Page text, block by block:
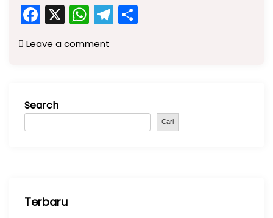
F
a
c
o
o
X W
h
a
p
p
T
el
m
Leave a comment
Search
Cari
Terbaru